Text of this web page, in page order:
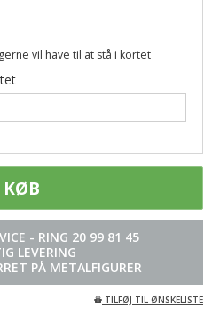
vil have til at stå i kortet
KØB
- RING 20 99 81 45
LEVERING
PÅ METALFIGURER
TILFØJ TIL ØNSKELISTE